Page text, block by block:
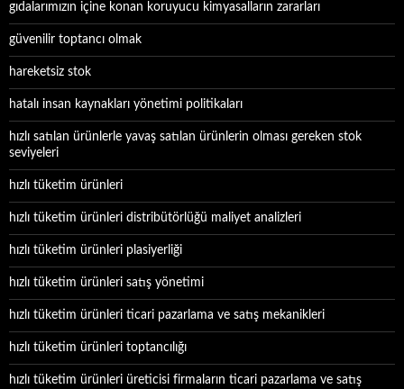
gıdalarımızın içine konan koruyucu kimyasalların zararları
güvenilir toptancı olmak
hareketsiz stok
hatalı insan kaynakları yönetimi politikaları
hızlı satılan ürünlerle yavaş satılan ürünlerin olması gereken stok
seviyeleri
hızlı tüketim ürünleri
hızlı tüketim ürünleri distribütörlüğü maliyet analizleri
hızlı tüketim ürünleri plasiyerliği
hızlı tüketim ürünleri satış yönetimi
hızlı tüketim ürünleri ticari pazarlama ve satış mekanikleri
hızlı tüketim ürünleri toptancılığı
hızlı tüketim ürünleri üreticisi firmaların ticari pazarlama ve satış